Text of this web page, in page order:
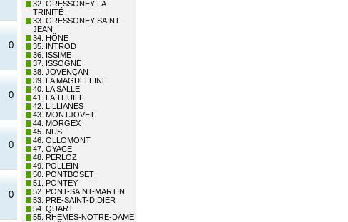
0
0
0
0
32. GRESSONEY-LA-
TRINITÉ
33. GRESSONEY-SAINT-
JEAN
34. HÔNE
35. INTROD
36. ISSIME
37. ISSOGNE
38. JOVENÇAN
39. LA MAGDELEINE
40. LA SALLE
41. LA THUILE
42. LILLIANES
43. MONTJOVET
44. MORGEX
45. NUS
46. OLLOMONT
47. OYACE
48. PERLOZ
49. POLLEIN
50. PONTBOSET
51. PONTEY
52. PONT-SAINT-MARTIN
53. PRÉ-SAINT-DIDIER
54. QUART
55. RHÊMES-NOTRE-DAME